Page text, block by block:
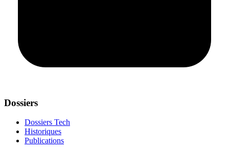
Dossiers
Dossiers Tech
Historiques
Publications